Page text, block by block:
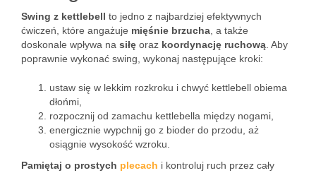
Swing z kettlebell to jedno z najbardziej efektywnych
ćwiczeń, które angażuje mięśnie brzucha , a także
doskonale wpływa na siłę oraz koordynację ruchową . Aby
poprawnie wykonać swing, wykonaj następujące kroki:
ustaw się w lekkim rozkroku i chwyć kettlebell obiema
dłońmi,
rozpocznij od zamachu kettlebella między nogami,
energicznie wypchnij go z bioder do przodu, aż
osiągnie wysokość wzroku.
Pamiętaj o prostych plecach i kontroluj ruch przez cały